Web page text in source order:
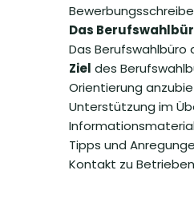
Das
Das Berufswahlbüro
Ziel des
Orientierung
Unterstützung im
Tipps und
Kontakt zu